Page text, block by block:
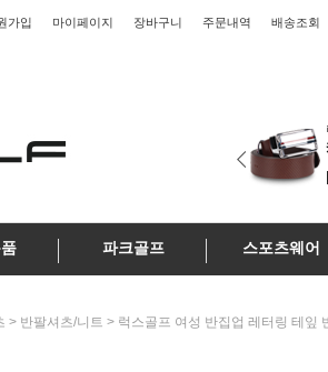
가입 마이페이지 장바구니 주문내역 배송조회
파크골프 스포츠웨어
> 반팔셔츠/니트 > 럭스골프 여성 반집업 레터링 테잎